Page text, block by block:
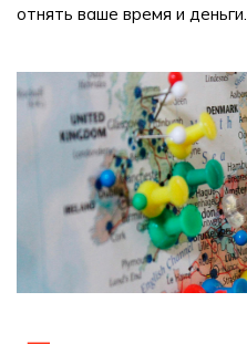
отнять ваше время и деньги.